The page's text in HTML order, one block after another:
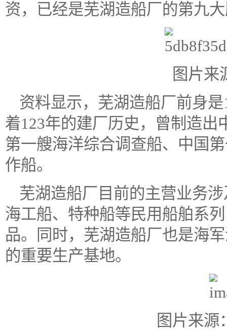
资，已经是芜湖造船厂的第九
图片来
资料显示，芜湖造船厂前身
着123年的建厂历史，曾制造
第一艘海洋综合调查船、中国
作船。
芜湖造船厂目前的主营业务
海工船、特种船等民用船舶系
品。同时，芜湖造船厂也是海
的重要生产基地。
图片来源